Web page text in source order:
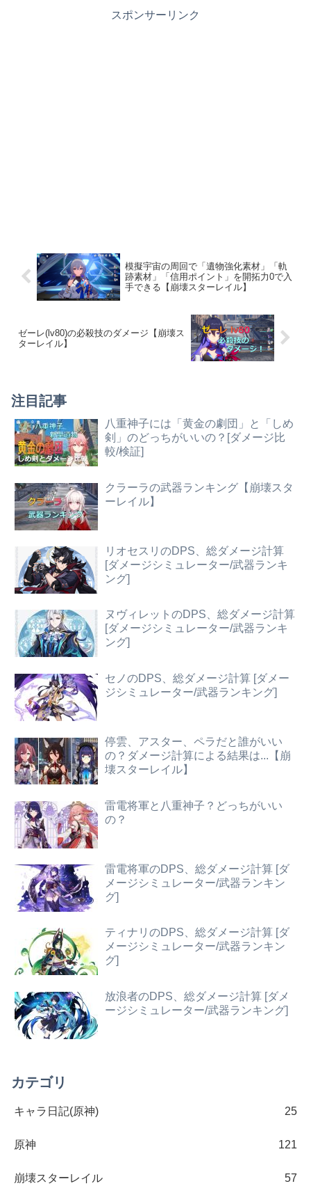
スポンサーリンク
模擬宇宙の周回で「遺物強化素材」「軌
跡素材」「信用ポイント」を開拓力0で入
手できる【崩壊スターレイル】
ゼーレ(lv80)の必殺技のダメージ【崩壊ス
ターレイル】
注目記事
八重神子には「黄金の劇団」と「しめ
剣」のどっちがいいの？[ダメージ比
較/検証]
クラーラの武器ランキング【崩壊スタ
ーレイル】
リオセスリのDPS、総ダメージ計算
[ダメージシミュレーター/武器ランキ
ング]
ヌヴィレットのDPS、総ダメージ計算
[ダメージシミュレーター/武器ランキ
ング]
セノのDPS、総ダメージ計算 [ダメー
ジシミュレーター/武器ランキング]
停雲、アスター、ペラだと誰がいい
の？ダメージ計算による結果は...【崩
壊スターレイル】
雷電将軍と八重神子？どっちがいい
の？
雷電将軍のDPS、総ダメージ計算 [ダ
メージシミュレーター/武器ランキン
グ]
ティナリのDPS、総ダメージ計算 [ダ
メージシミュレーター/武器ランキン
グ]
放浪者のDPS、総ダメージ計算 [ダメ
ージシミュレーター/武器ランキング]
カテゴリ
キャラ日記(原神) 25
原神 121
崩壊スターレイル 57